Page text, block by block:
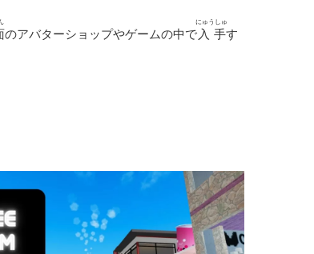
のアバターショップやゲームの中で入手
にゅうしゅ
す